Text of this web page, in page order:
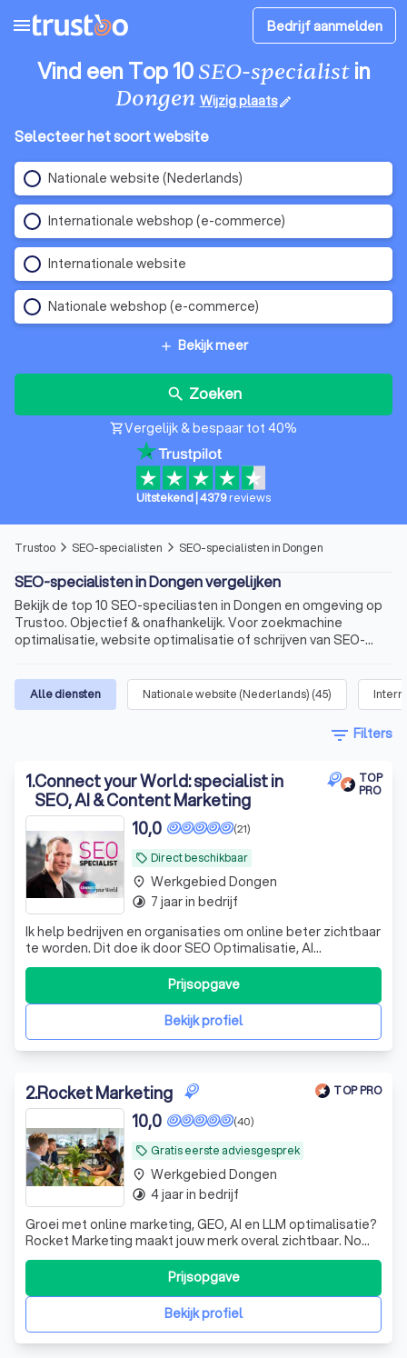
menu Bedrijf aanmelden
Vind een Top 10SEO-specialistin
Dongen Wijzig plaatsedit
Selecteer het soort website
Nationale website (Nederlands)
Internationale webshop (e-commerce)
Internationale website
Nationale webshop (e-commerce)
add Bekijk meer
search Zoeken
shopping_cartVergelijk & bespaar tot 40%
Uitstekend 4379reviews
Trustoo arrow_forward_ios SEO-specialisten arrow_forward_ios SEO-specialisten in Dongen
SEO-specialisten in Dongen vergelijken
Bekijk de top 10 SEO-speciliasten in Dongen en omgeving op
Trustoo. Objectief & onafhankelijk. Voor zoekmachine
optimalisatie, website optimalisatie of schrijven van SEO-
Alle diensten Nationale website (Nederlands) (45)
filter_list Filters
1.Connect your World: specialist in
SEO, AI & Content Marketing
TOP
PRO
local_offer Direct beschikbaar
(21)
10,0
Ik help bedrijven en organisaties om online beter zichtbaar
te worden. Dit doe ik door SEO Optimalisatie, AI
optimalisatie, webteksten schrijven, Google Ads en
Bekijk profiel
Prijsopgave
place Werkgebied Dongen
timelapse 7 jaar in bedrijf
2.Rocket Marketing TOP PRO
local_offer Gratis eerste adviesgesprek
(40)
10,0
Groei met online marketing, GEO, AI en LLM optimalisatie?
Rocket Marketing maakt jouw merk overal zichtbaar. No
nonsense, strategie op maat. Klaar voor impact?
Bekijk profiel
Prijsopgave
place Werkgebied Dongen
timelapse 4 jaar in bedrijf